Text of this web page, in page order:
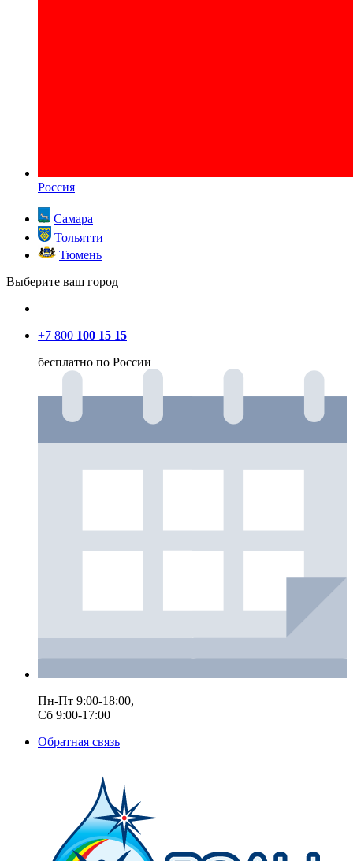
Россия
Самара
Тольятти
Тюмень
Выберите ваш город
+7 800 100 15 15
бесплатно по России
Пн-Пт 9:00-18:00,
Сб 9:00-17:00
Обратная связь